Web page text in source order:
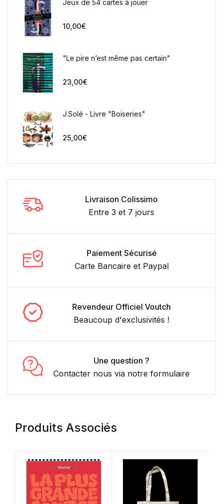
Jeux de 54 cartes à jouer
10,00€
"Le pire n’est même pas certain"
23,00€
J.Solé - Livre "Boiseries"
25,00€
Livraison Colissimo
Entre 3 et 7 jours
Paiement Sécurisé
Carte Bancaire et Paypal
Revendeur Officiel Voutch
Beaucoup d'exclusivités !
Une question ?
Contacter nous via notre formulaire
Produits Associés